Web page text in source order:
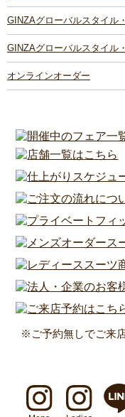
GINZAグローバルスタイル
GINZAグローバルスタイル
オンラインオーダー
※ご予約無しでご来